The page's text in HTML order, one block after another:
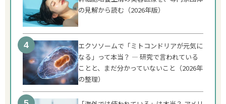
の見解から読む（2026年版）
エクソソームで「ミトコンドリアが元気に
なる」って本当？ ― 研究で言われている
ことと、まだ分かっていないこと（2026年
の整理）